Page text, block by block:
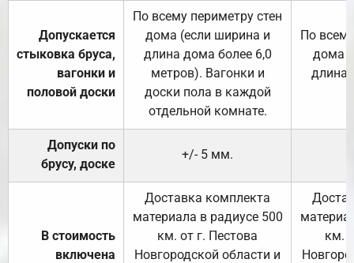
Допускается
стыковка бруса,
вагонки и
половой доски
По всему периметру стен
дома (если ширина и
длина дома более 6,0
метров). Вагонки и
доски пола в каждой
отдельной комнате.
По
дома
длина
Допуски по
брусу, доске
+/- 5 мм.
В стоимость
включена
Доставка комплекта
материала в радиусе 500
км. от г. Пестова
Новгородской области и
км.